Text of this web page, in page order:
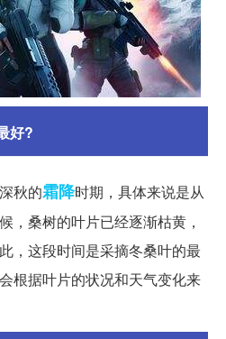
好?
秋的霜降时期，具体来说是从
，桑树的叶片已经逐渐枯黄，
，这段时间是采摘冬桑叶的最
根据叶片的状况和天气变化来